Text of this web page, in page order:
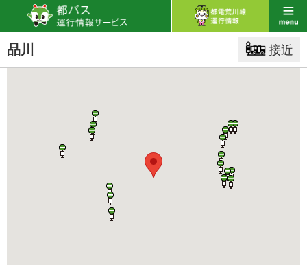
品川 接近